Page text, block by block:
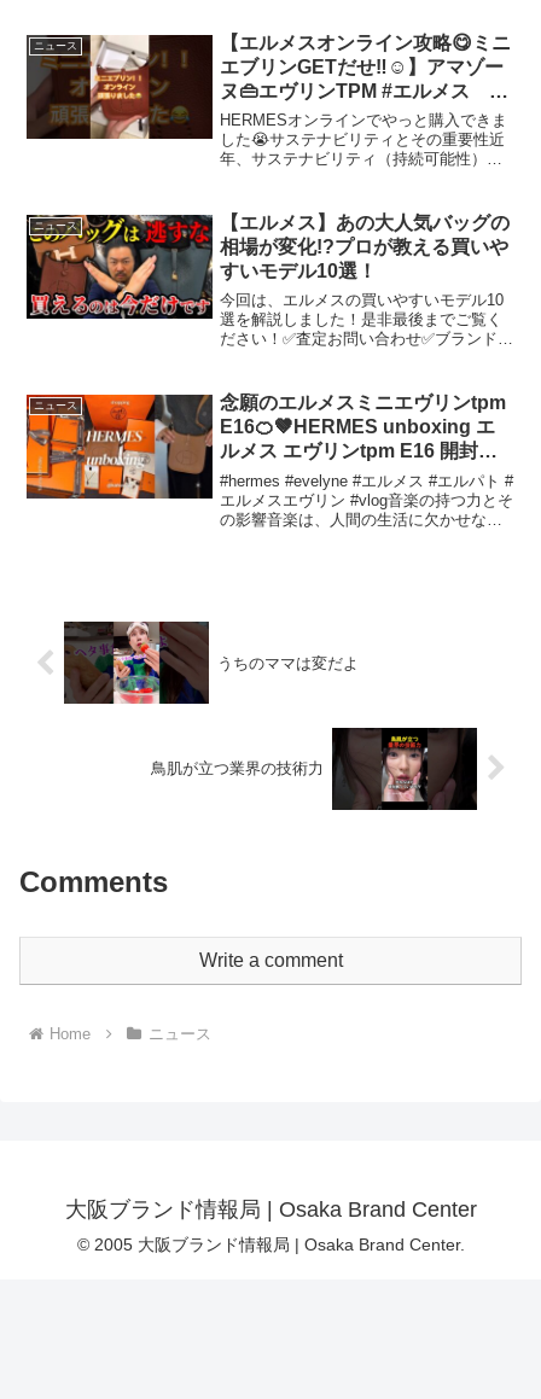
りだくさん！SNSもフリマ...
ニュース
【エルメスオンライン攻略😋ミニ
エブリンGETだせ‼️☺️】アマゾー
ヌ👜エヴリンTPM #エルメス
HERMES
HERMESオンラインでやっと購入できま
した😭サステナビリティとその重要性近
年、サステナビリティ（持続可能性）の
の文章では、サステナビリティの基本的
な考え方、さまざまな...
ニュース
【エルメス】あの大人気バッグの
相場が変化!?プロが教える買いや
すいモデル10選！
今回は、エルメスの買いやすいモデル10
選を解説しました！是非最後までご覧く
ださい！✅査定お問い合わせ✅ブランド品
ック✅2025年上半期エルメス換金率ラン
キングTOP10...
ニュース
念願のエルメスミニエヴリンtpm
E16🍊🤎HERMES unboxing エ
ルメス エヴリンtpm E16 開封動
画
#hermes #evelyne #エルメス #エルパト #
エルメスエヴリン #vlog音楽の持つ力とそ
の影響音楽は、人間の生活に欠かせない
うちのママは変だよ
鳥肌が立つ業界の技術力
Comments
Write a comment
Home ニュース
大阪ブランド情報局 | Osaka Brand Center
© 2005 大阪ブランド情報局 | Osaka Brand Center.